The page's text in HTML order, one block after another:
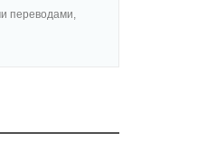
переводами,